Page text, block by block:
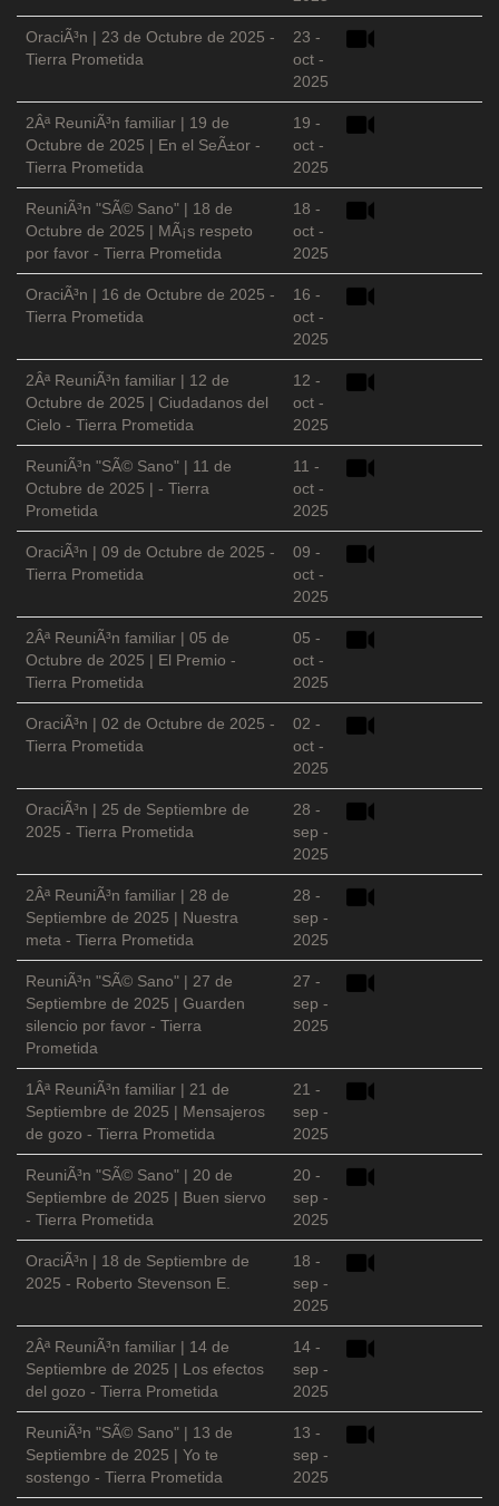
OraciÃ³n | 23 de Octubre de 2025 -
Tierra Prometida
23 -
oct -
2025
2Âª ReuniÃ³n familiar | 19 de
Octubre de 2025 | En el SeÃ±or -
Tierra Prometida
19 -
oct -
2025
ReuniÃ³n "SÃ© Sano" | 18 de
Octubre de 2025 | MÃ¡s respeto
por favor - Tierra Prometida
18 -
oct -
2025
OraciÃ³n | 16 de Octubre de 2025 -
Tierra Prometida
16 -
oct -
2025
2Âª ReuniÃ³n familiar | 12 de
Octubre de 2025 | Ciudadanos del
Cielo - Tierra Prometida
12 -
oct -
2025
ReuniÃ³n "SÃ© Sano" | 11 de
Octubre de 2025 | - Tierra
Prometida
11 -
oct -
2025
OraciÃ³n | 09 de Octubre de 2025 -
Tierra Prometida
09 -
oct -
2025
2Âª ReuniÃ³n familiar | 05 de
Octubre de 2025 | El Premio -
Tierra Prometida
05 -
oct -
2025
OraciÃ³n | 02 de Octubre de 2025 -
Tierra Prometida
02 -
oct -
2025
OraciÃ³n | 25 de Septiembre de
2025 - Tierra Prometida
28 -
sep -
2025
2Âª ReuniÃ³n familiar | 28 de
Septiembre de 2025 | Nuestra
meta - Tierra Prometida
28 -
sep -
2025
ReuniÃ³n "SÃ© Sano" | 27 de
Septiembre de 2025 | Guarden
silencio por favor - Tierra
Prometida
27 -
sep -
2025
1Âª ReuniÃ³n familiar | 21 de
Septiembre de 2025 | Mensajeros
de gozo - Tierra Prometida
21 -
sep -
2025
ReuniÃ³n "SÃ© Sano" | 20 de
Septiembre de 2025 | Buen siervo
- Tierra Prometida
20 -
sep -
2025
OraciÃ³n | 18 de Septiembre de
2025 - Roberto Stevenson E.
18 -
sep -
2025
2Âª ReuniÃ³n familiar | 14 de
Septiembre de 2025 | Los efectos
del gozo - Tierra Prometida
14 -
sep -
2025
ReuniÃ³n "SÃ© Sano" | 13 de
Septiembre de 2025 | Yo te
sostengo - Tierra Prometida
13 -
sep -
2025